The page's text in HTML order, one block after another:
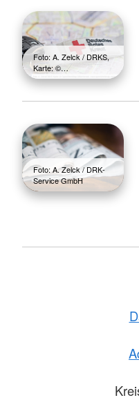
Foto: A. Zelck / DRKS,
Karte: ©…
Foto: A. Zelck / DRK-
Service GmbH